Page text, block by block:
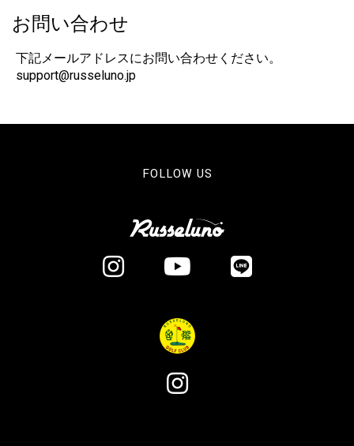
お問い合わせ
下記メールアドレスにお問い合わせください。
support@russeluno.jp
FOLLOW US